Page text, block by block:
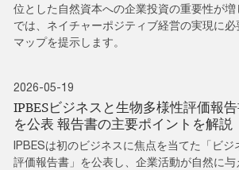
位とした自然資本への企業投資の重要性が
では、ネイチャーポジティブ経営の実現に
マップを提示します。
2026-05-19
IPBESビジネスと生物多様性評価報
を公表 報告書の主要ポイントを解説
IPBESは初のビジネスに焦点を当てた「ビジ
評価報告書」を公表し、企業活動が自然に